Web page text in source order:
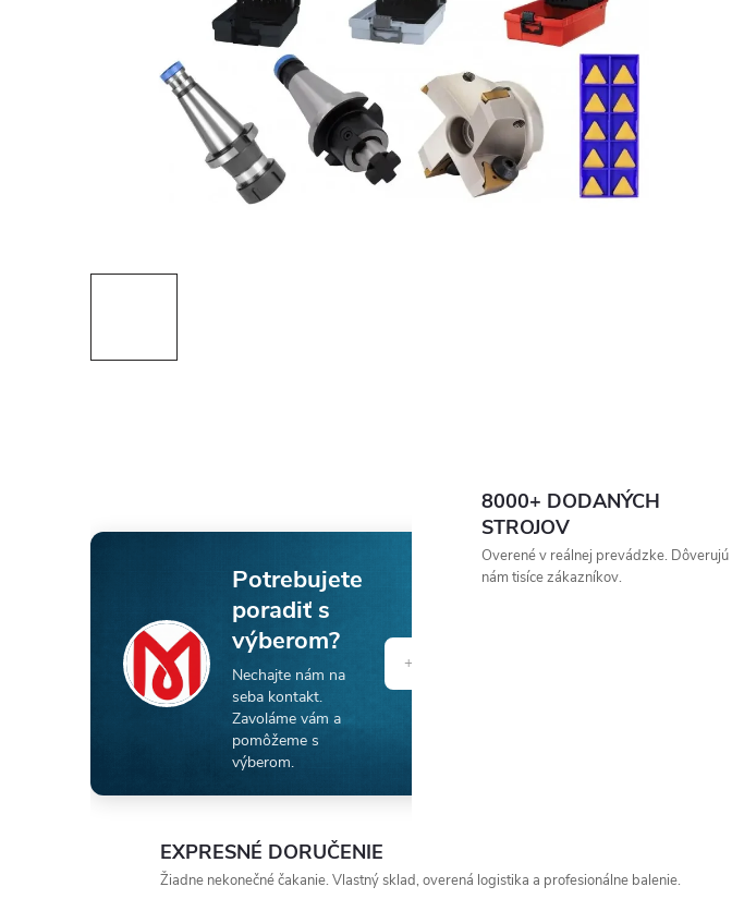
Potrebujete
poradiť s
výberom?
Nechajte nám na
seba kontakt.
Zavoláme vám a
pomôžeme s
výberom.
8000+ DODANÝCH
STROJOV
Overené v reálnej prevádzke. Dôverujú
nám tisíce zákazníkov.
EXPRESNÉ DORUČENIE
Žiadne nekonečné čakanie. Vlastný sklad, overená logistika a profesionálne balenie.